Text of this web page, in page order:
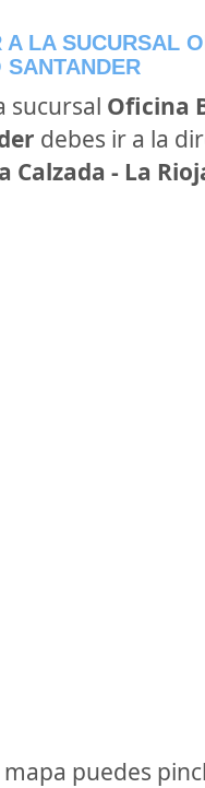
LA SUCURSAL
sucursal Oficina
debes ir a la
Calzada - La
puedes